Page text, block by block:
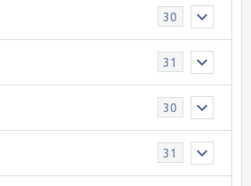
30
31
30
31